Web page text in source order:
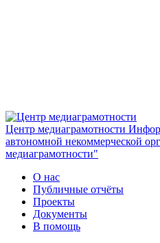
Центр медиаграмотности
автономной некоммерческой
медиаграмотности"
О нас
Публичные отчёты
Проекты
Документы
В помощь